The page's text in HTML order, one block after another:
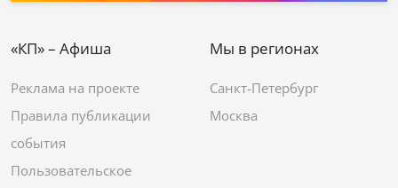
«КП» – Афиша
Реклама на проекте
Правила публикации
события
Пользовательское
Мы в регионах
Санкт-Петербург
Москва